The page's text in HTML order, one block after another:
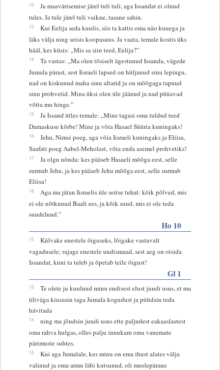
12
Ja maavärisemise järel tuli tuli, aga Issandat ei olnud
tules. Ja tule järel tuli vaikne, tasane sahin.
13
Kui Eelija seda kuulis, siis ta kattis oma näo kuuega ja
läks välja ning seisis koopasuus. Ja vaata, temale kostis üks
hääl, kes küsis: „Mis sa siin teed, Eelija?”
14
Ta vastas: „Ma olen tõsiselt ägestunud Issanda, vägede
Jumala pärast, sest Iisraeli lapsed on hüljanud sinu lepingu,
nad on kiskunud maha sinu altarid ja on mõõgaga tapnud
sinu prohvetid. Mina üksi olen üle jäänud ja nad püüavad
võtta mu hinge.”
15
Ja Issand ütles temale: „Mine tagasi oma tuldud teed
Damaskuse kõrbe! Mine ja võia Hasael Süüria kuningaks!
16
Jehu, Nimsi poeg, aga võia Iisraeli kuningaks ja Eliisa,
Saafati poeg Aabel-Meholast, võia enda asemel prohvetiks!
17
Ja olgu nõnda: kes pääseb Hasaeli mõõga eest, selle
surmab Jehu, ja kes pääseb Jehu mõõga eest, selle surmab
Eliisa!
18
Aga ma jätan Iisraelis üle seitse tuhat: kõik põlved, mis
ei ole nõtkunud Baali ees, ja kõik suud, mis ei ole teda
suudelnud.”
Ho 10
12
Külvake enestele õiguseks, lõigake vastavalt
vagadusele; rajage enestele uudismaad, sest aeg on otsida
Issandat, kuni ta tuleb ja õpetab teile õigust!
Gl 1
13
Te olete ju kuulnud minu endisest elust juudi usus, et ma
üliväga kiusasin taga Jumala kogudust ja püüdsin teda
hävitada
14
ning ma jõudsin juudi usus ette paljudest eakaaslastest
oma rahva hulgas, olles palju innukam oma vanemate
pärimuste suhtes.
15
Kui aga Jumalale, kes minu on ema ihust alates välja
valinud ja oma armu läbi kutsunud, oli meelepärane